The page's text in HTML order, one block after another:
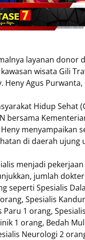
layanan donor
wisata Gili
Agus Purwanta,
Hidup Sehat
bersama
menyampaikan
di daerah ujung
menjadi
jumlah
seperti Spesialis
Spesialis
1 orang,
1 orang, Bedah
Neurologi 2